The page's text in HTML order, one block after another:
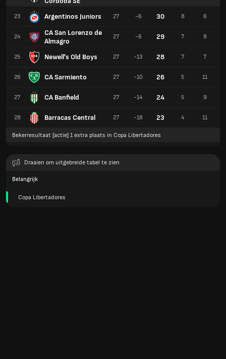
23 Argentinos Juniors
24
CA San Lorenzo de
Almagro
25 Newell's Old Boys
26 CA Sarmiento
27 CA Banfield
28 Barracas Central
27 -6 30 8 6
27 -6 29 7 8
27 -13 28 7 7
27 -10 26 5 11
27 -14 24 5 9
27 -18 23 4 11
Bekerresultaat [actie] 1 extra plaats in Copa Libertadores
Draaien om uitgebreide tabel te zien
Belangrijk
Copa Libertadores